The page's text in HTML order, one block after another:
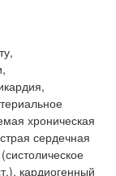
хроническая
сердечная
кардиогенный